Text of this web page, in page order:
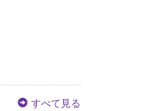
すべて見る